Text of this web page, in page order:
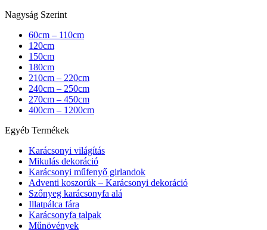
Nagyság Szerint
60cm – 110cm
120cm
150cm
180cm
210cm – 220cm
240cm – 250cm
270cm – 450cm
400cm – 1200cm
Egyéb Termékek
Karácsonyi világítás
Mikulás dekoráció
Karácsonyi műfenyő girlandok
Adventi koszorúk – Karácsonyi dekoráció
Szőnyeg karácsonyfa alá
Illatpálca fára
Karácsonyfa talpak
Műnövények